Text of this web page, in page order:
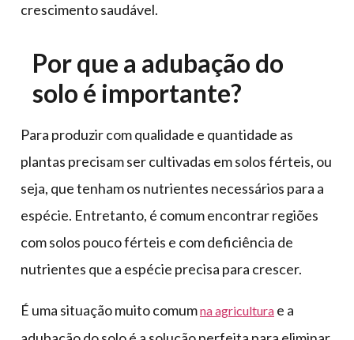
crescimento saudável.
Por que a adubação do
solo é importante?
Para produzir com qualidade e quantidade as
plantas precisam ser cultivadas em solos férteis, ou
seja, que tenham os nutrientes necessários para a
espécie. Entretanto, é comum encontrar regiões
com solos pouco férteis e com deficiência de
nutrientes que a espécie precisa para crescer.
É uma situação muito comumna agricultura e a